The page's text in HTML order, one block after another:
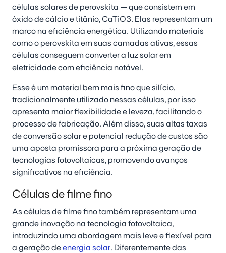
células solares de perovskita — que consistem em
óxido de cálcio e titânio, CaTiO3. Elas representam um
marco na eficiência energética. Utilizando materiais
como o perovskita em suas camadas ativas, essas
células conseguem converter a luz solar em
eletricidade com eficiência notável.
Esse é um material bem mais fino que silício,
tradicionalmente utilizado nessas células, por isso
apresenta maior flexibilidade e leveza, facilitando o
processo de fabricação. Além disso, suas altas taxas
de conversão solar e potencial redução de custos são
uma aposta promissora para a próxima geração de
tecnologias fotovoltaicas, promovendo avanços
significativos na eficiência.
Células de filme fino
As células de filme fino também representam uma
grande inovação na tecnologia fotovoltaica,
introduzindo uma abordagem mais leve e flexível para
a geração deenergia solar. Diferentemente das